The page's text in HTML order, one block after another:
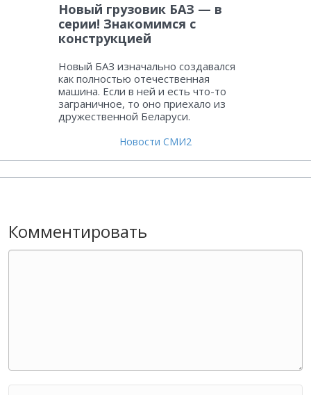
Новый грузовик БАЗ — в
серии! Знакомимся с
конструкцией
Новый БАЗ изначально создавался
как полностью отечественная
машина. Если в ней и есть что-то
заграничное, то оно приехало из
дружественной Беларуси.
Новости СМИ2
Комментировать